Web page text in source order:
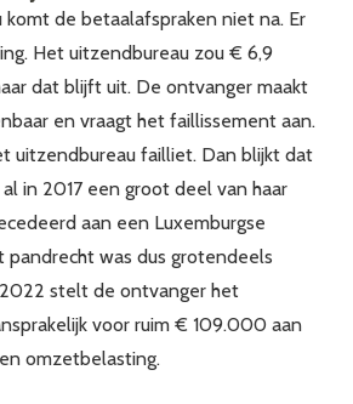
de betaalafspraken niet na. Er
Het uitzendbureau zou € 6,9
dat blijft uit. De ontvanger maakt
en vraagt het faillissement aan.
uitzendbureau failliet. Dan blijkt dat
in 2017 een groot deel van haar
aan een Luxemburgse
pandrecht was dus grotendeels
stelt de ontvanger het
voor ruim € 109.000 aan
omzetbelasting.